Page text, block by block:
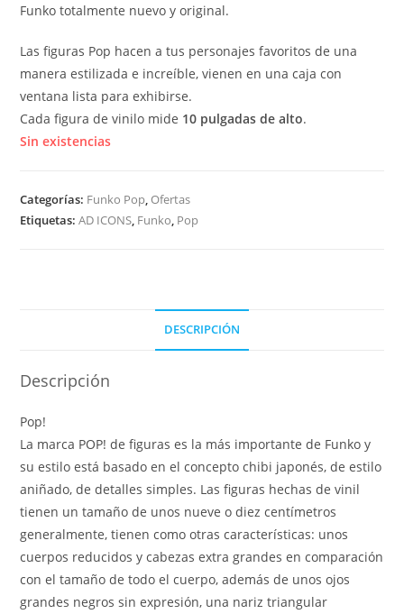
Funko totalmente nuevo y original.
Las figuras Pop hacen a tus personajes favoritos de una
manera estilizada e increíble, vienen en una caja con
ventana lista para exhibirse.
Cada figura de vinilo mide 10 pulgadas de alto.
Sin existencias
Categorías: Funko Pop,Ofertas
Etiquetas:AD ICONS, Funko, Pop
DESCRIPCIÓN
Descripción
Pop!
La marca POP! de figuras es la más importante de Funko y
su estilo está basado en el concepto chibi japonés, de estilo
aniñado, de detalles simples. Las figuras hechas de vinil
tienen un tamaño de unos nueve o diez centímetros
generalmente, tienen como otras características: unos
cuerpos reducidos y cabezas extra grandes en comparación
con el tamaño de todo el cuerpo, además de unos ojos
grandes negros sin expresión, una nariz triangular